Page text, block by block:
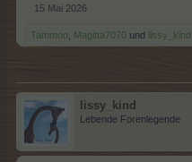
15 Mai 2026
Tammoo Magitta7070 und lissy_kind
lissy_kind
Lebende Forenlegende